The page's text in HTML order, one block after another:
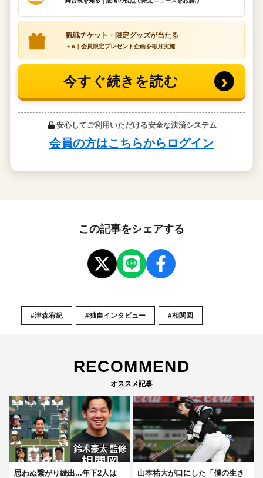
この記事をシェアする
#津森宥紀 #独自インタビュー #相関図
RECOMMEND
オススメ記事
思わぬ繋がり続出...年下2人は
山本祐大が口にした「僕の生き